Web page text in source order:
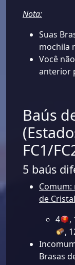
Nota:
Suas
mochila
Você
anterior
Baús
FC1/
5 baús
Comum:
de
4
,
,
Brasas